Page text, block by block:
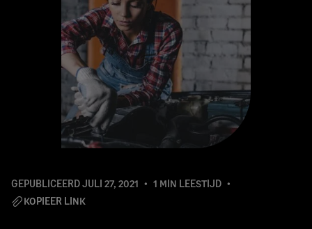
GEPUBLICEERDJULI 27, 2021
1 MIN LEESTIJD
KOPIEER LINK